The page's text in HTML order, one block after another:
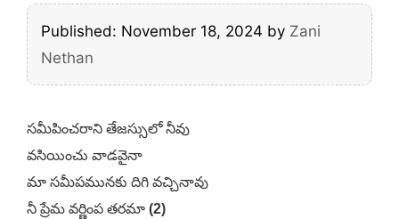
Published: November 18, 2024 by Zani
Nethan
సమీపించరాని తేజస్సులో నీవు
వసియించు వాడవైనా
మా సమీపమునకు దిగి వచ్చినావు
నీ ప్రేమ వర్ణింప తరమా (2)